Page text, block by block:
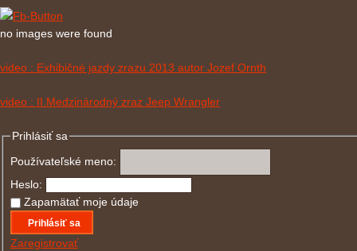
no images were found
video : Exhibičné jazdy zrazu 2013 autor Jozef Ornth
video : II.Medzinárodný zraz Jeep Wrangler
Prihlásiť sa
Používateľské meno:
Heslo:
Zapamätať moje údaje
Prihlásiť sa
Zaregistrovať